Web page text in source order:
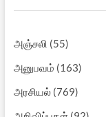
அஞ்சலி (55)
அனுபவம் (163)
அரசியல்(769)